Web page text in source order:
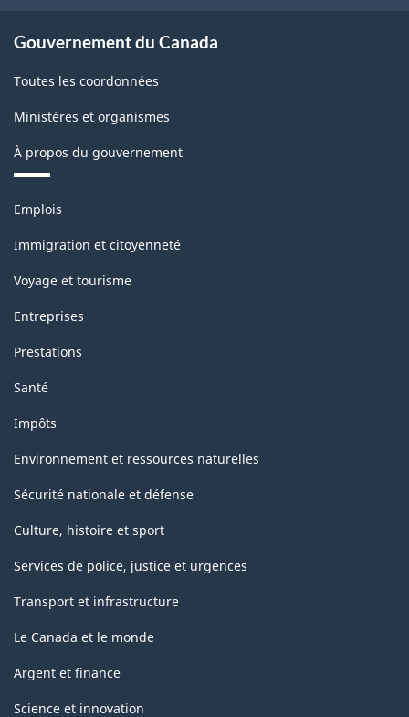
Gouvernement du Canada
Toutes les coordonnées
Ministères et organismes
À propos du gouvernement
Thèmes
sujets
Emplois
Immigration et citoyenneté
Voyage et tourisme
Entreprises
Prestations
Santé
Impôts
Environnement et ressources naturelles
Sécurité nationale et défense
Culture, histoire et sport
Services de police, justice et urgences
Transport et infrastructure
Le Canada et le monde
Argent et finance
Science et innovation